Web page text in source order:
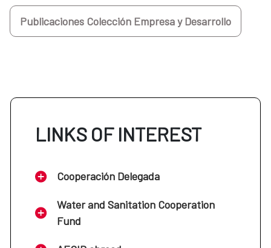
Publicaciones Colección Empresa y Desarrollo
LINKS OF INTEREST
Cooperación Delegada
Water and Sanitation Cooperation
Fund